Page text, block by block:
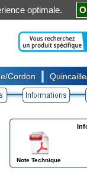
Cordon
Note Technique
optimale.